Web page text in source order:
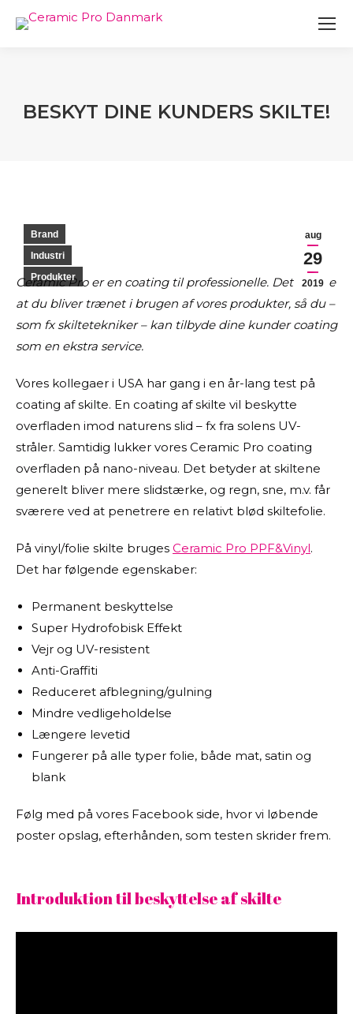
BESKYT DINE KUNDERS SKILTE!
aug
29
2019
Brand
Industri
Produkter
Ceramic Pro er en coating til professionelle. Det vil sige
at du bliver trænet i brugen af vores produkter, så du –
som fx skiltetekniker – kan tilbyde dine kunder coating
som en ekstra service.
Vores kollegaer i USA har gang i en år-lang test på
coating af skilte. En coating af skilte vil beskytte
overfladen imod naturens slid – fx fra solens UV-
stråler. Samtidig lukker vores Ceramic Pro coating
overfladen på nano-niveau. Det betyder at skiltene
generelt bliver mere slidstærke, og regn, sne, m.v. får
sværere ved at penetrere en relativt blød skiltefolie.
På vinyl/folie skilte bruges Ceramic Pro PPF&Vinyl.
Det har følgende egenskaber:
Permanent beskyttelse
Super Hydrofobisk Effekt
Vejr og UV-resistent
Anti-Graffiti
Reduceret afblegning/gulning
Mindre vedligeholdelse
Længere levetid
Fungerer på alle typer folie, både mat, satin og
blank
Følg med på vores Facebook side, hvor vi løbende
poster opslag, efterhånden, som testen skrider frem.
Introduktion til beskyttelse af skilte